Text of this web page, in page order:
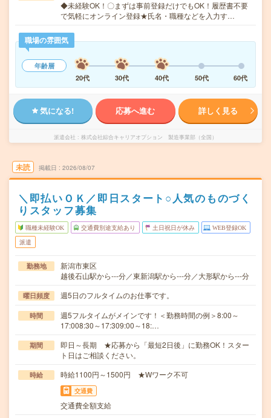
◆未経験OK！〇まずは事前登録だけでもOK！履歴書不要
で気軽にオンライン登録★氏名・職種などを入力す…
職場の雰囲気
年齢層
20代
30代 40代 50代 60代
気になる! 応募へ進む 詳しく見る
派遣会社 株式会社綜合キャリアオプション 製造事業部（全国）
未読 掲載日 2026/08/07
＼即払いＯＫ／即日スタート○人気のものづく
りスタッフ募集
職種未経験OK 交通費別途支給あり 土日祝日が休み WEB登録OK
派遣
勤務地
新潟市東区
越後石山駅から---分／東新潟駅から---分／大形駅から---分
曜日頻度 週5日のフルタイムのお仕事です。
時間
週5フルタイムがメインです！＜勤務時間の例＞8:00～
17:008:30～17:309:00～18:…
期間
即日～長期 ★応募から「最短2日後」に勤務OK！スター
ト日はご相談ください。
時給 時給1100円～1500円 ★Wワーク不可
交通費
交通費全額支給